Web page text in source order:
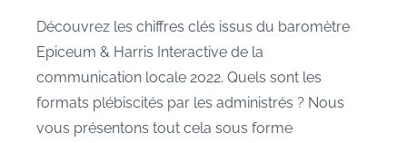
r
M
a
u
r
Découvrez les chiffres clés issus du baromètre
Epiceum & Harris Interactive de la
communication locale 2022. Quels sont les
formats plébiscités par les administrés ? Nous
vous présentons tout cela sous forme